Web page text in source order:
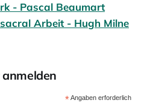
- Pascal Beaumart
Arbeit - Hugh Milne
*Angaben erforderlich